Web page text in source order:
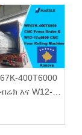
400T6000
እና W12-